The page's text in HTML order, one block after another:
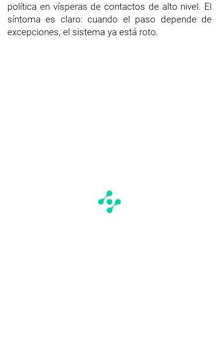
política en vísperas de contactos de alto nivel. El
síntoma es claro: cuando el paso depende de
excepciones, el sistema ya está roto.